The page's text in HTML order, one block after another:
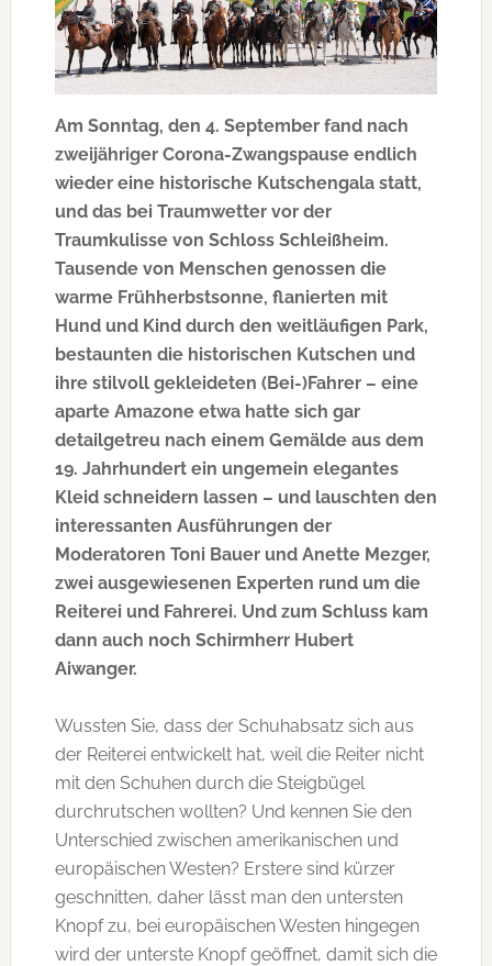
Am Sonntag, den 4. September fand nach
zweijähriger Corona-Zwangspause endlich
wieder eine historische Kutschengala statt,
und das bei Traumwetter vor der
Traumkulisse von Schloss Schleißheim.
Tausende von Menschen genossen die
warme Frühherbstsonne, flanierten mit
Hund und Kind durch den weitläufigen Park,
bestaunten die historischen Kutschen und
ihre stilvoll gekleideten (Bei-)Fahrer – eine
aparte Amazone etwa hatte sich gar
detailgetreu nach einem Gemälde aus dem
19. Jahrhundert ein ungemein elegantes
Kleid schneidern lassen – und lauschten den
interessanten Ausführungen der
Moderatoren Toni Bauer und Anette Mezger,
zwei ausgewiesenen Experten rund um die
Reiterei und Fahrerei. Und zum Schluss kam
dann auch noch Schirmherr Hubert
Aiwanger.
Wussten Sie, dass der Schuhabsatz sich aus
der Reiterei entwickelt hat, weil die Reiter nicht
mit den Schuhen durch die Steigbügel
durchrutschen wollten? Und kennen Sie den
Unterschied zwischen amerikanischen und
europäischen Westen? Erstere sind kürzer
geschnitten, daher lässt man den untersten
Knopf zu, bei europäischen Westen hingegen
wird der unterste Knopf geöffnet, damit sich die